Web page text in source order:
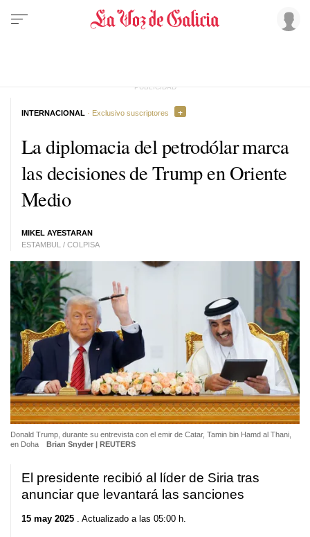
La diplomacia del petrodólar marca
las decisiones de Trump en Oriente
Medio
MIKEL AYESTARAN
ESTAMBUL / COLPISA
INTERNACIONAL · Exclusivo suscriptores
Donald Trump, durante su entrevista con el emir de Catar, Tamin bin Hamd al Thani,
en Doha
Brian Snyder | REUTERS
El presidente recibió al líder de Siria tras
anunciar que levantará las sanciones
15 may 2025 . Actualizado a las 05:00 h.